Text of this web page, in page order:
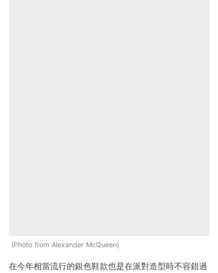
Photo from Alexander McQueen
在今年相當流行的銀色鞋款也是在派對造型時不容錯過